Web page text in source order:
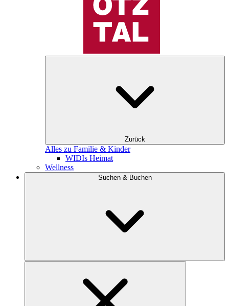
Zurück
Alles zu Familie & Kinder
WIDIs Heimat
Wellness
Suchen & Buchen